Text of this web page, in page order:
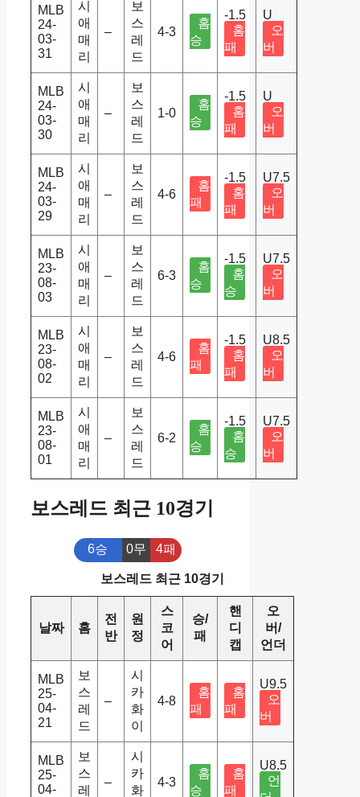
MLB
24-
03-
31
시
애
매
리
–
보
스
레
드
4-3
홈
승
-1.5
홈
패
U
오
버
MLB
24-
03-
30
시
애
매
리
–
보
스
레
드
1-0
홈
승
-1.5
홈
패
U
오
버
MLB
24-
03-
29
시
애
매
리
–
보
스
레
드
4-6
홈
패
-1.5
홈
패
U7.5
오
버
MLB
23-
08-
03
시
애
매
리
–
보
스
레
드
6-3
홈
승
-1.5
홈
승
U7.5
오
버
MLB
23-
08-
02
시
애
매
리
–
보
스
레
드
4-6
홈
패
-1.5
홈
패
U8.5
오
버
MLB
23-
08-
01
시
애
매
리
–
보
스
레
드
6-2
홈
승
-1.5
홈
승
U7.5
오
버
보스레드 최근 10경기
6승 0무 4패
보스레드 최근 10경기
날짜 홈
전
반
원
정
스
코
어
승/
패
핸
디
캡
오
버/
언더
MLB
25-
04-
21
보
스
레
드
–
시
카
화
이
4-8
홈
패
홈
패
U9.5
오
버
MLB
25-
04-
보
스
레
–
시
카
화
4-3
홈
승
홈
패
U8.5
언